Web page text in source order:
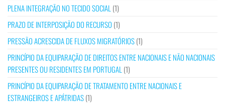
PLENA INTEGRAÇÃO NO TECIDO SOCIAL(1)
PRAZO DE INTERPOSIÇÃO DO RECURSO (1)
PRESSÃO ACRESCIDA DE FLUXOS MIGRATÓRIOS(1)
PRINCÍPIO DA EQUIPARAÇÃO DE DIREITOS ENTRE NACIONAIS E NÃO NACIONAIS
PRESENTES OU RESIDENTES EM PORTUGAL(1)
PRINCÍPIO DA EQUIPARAÇÃO DE TRATAMENTO ENTRE NACIONAIS E
ESTRANGEIROS E APÁTRIDAS(1)